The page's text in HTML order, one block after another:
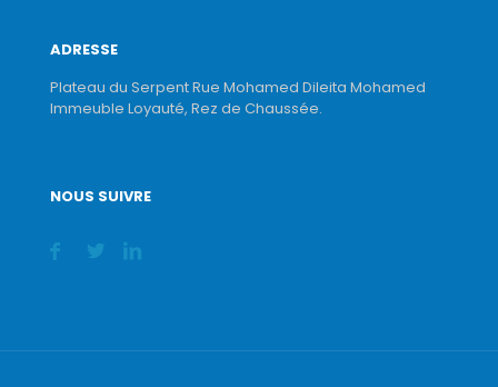
ADRESSE
Plateau du Serpent Rue Mohamed Dileita Mohamed
Immeuble Loyauté, Rez de Chaussée.
NOUS SUIVRE